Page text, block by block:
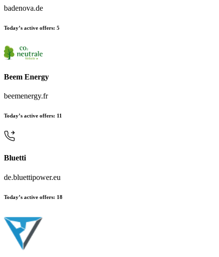
badenova.de
Today’s active offers: 5
Beem Energy
beemenergy.fr
Today’s active offers: 11
Bluetti
de.bluettipower.eu
Today’s active offers: 18